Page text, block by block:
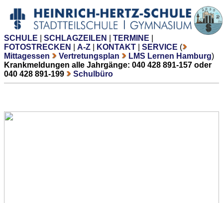
SCHULE SCHLAGZEILEN TERMINE
FOTOSTRECKEN
A-Z KONTAKT SERVICE (
Mittagessen
Vertretungsplan LMS Lernen Hamburg)
Krankmeldungen alle Jahrgänge: 040 428 891-157 oder
040 428 891-199
Schulbüro